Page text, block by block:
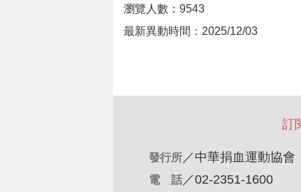
瀏覽人數：9543
最新異動時間：2025/12/03
訂
發行所／ 中華捐血運動協會
電 話／02-2351-1600